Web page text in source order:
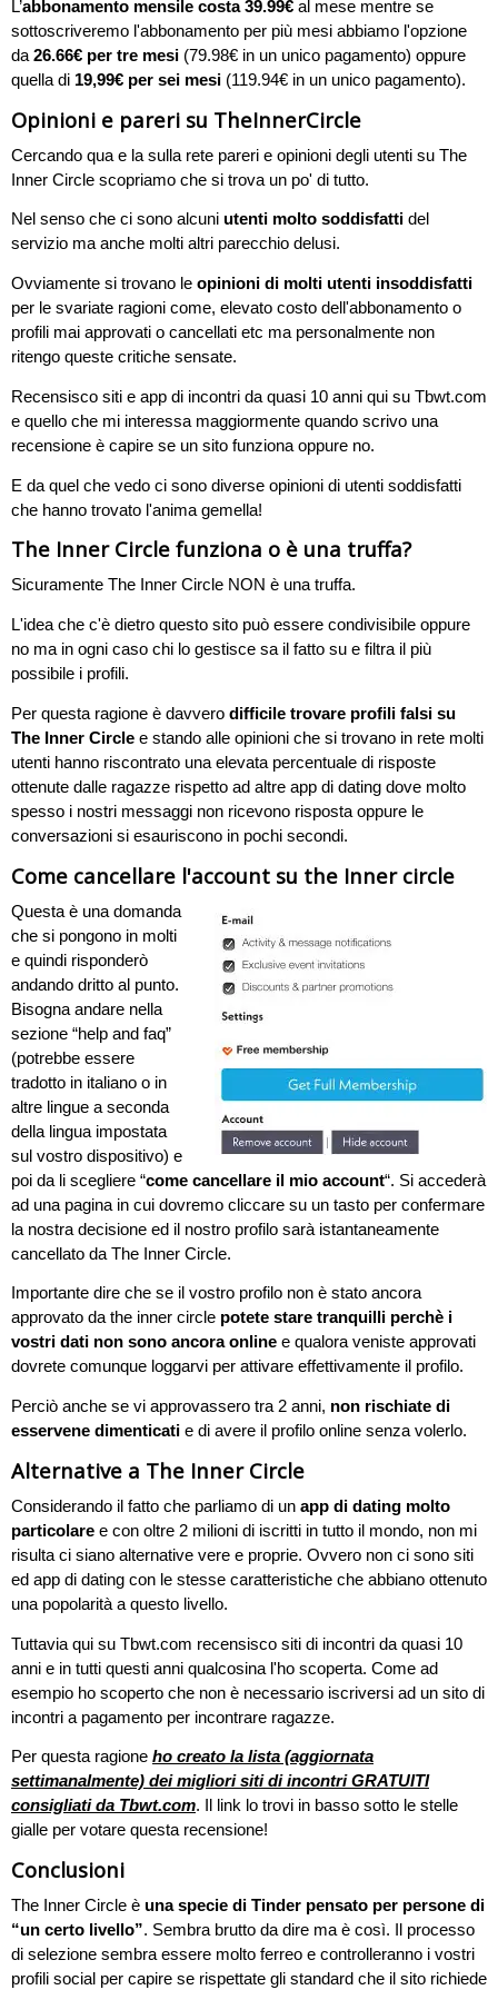
L’abbonamento mensile costa 39.99€ al mese mentre se
sottoscriveremo l'abbonamento per più mesi abbiamo l'opzione
da 26.66€ per tre mesi (79.98€ in un unico pagamento) oppure
quella di 19,99€ per sei mesi (119.94€ in un unico pagamento).
Opinioni e pareri su TheInnerCircle
Cercando qua e la sulla rete pareri e opinioni degli utenti su The
Inner Circle scopriamo che si trova un po' di tutto.
Nel senso che ci sono alcuni utenti molto soddisfatti del
servizio ma anche molti altri parecchio delusi.
Ovviamente si trovano le opinioni di molti utenti insoddisfatti
per le svariate ragioni come, elevato costo dell'abbonamento o
profili mai approvati o cancellati etc ma personalmente non
ritengo queste critiche sensate.
Recensisco siti e app di incontri da quasi 10 anni qui su Tbwt.com
e quello che mi interessa maggiormente quando scrivo una
recensione è capire se un sito funziona oppure no.
E da quel che vedo ci sono diverse opinioni di utenti soddisfatti
che hanno trovato l'anima gemella!
The Inner Circle funziona o è una truffa?
Sicuramente The Inner Circle NON è una truffa.
L'idea che c'è dietro questo sito può essere condivisibile oppure
no ma in ogni caso chi lo gestisce sa il fatto su e filtra il più
possibile i profili.
Per questa ragione è davvero difficile trovare profili falsi su
The Inner Circle e stando alle opinioni che si trovano in rete molti
utenti hanno riscontrato una elevata percentuale di risposte
ottenute dalle ragazze rispetto ad altre app di dating dove molto
spesso i nostri messaggi non ricevono risposta oppure le
conversazioni si esauriscono in pochi secondi.
Come cancellare l'account su the Inner circle
Questa è una domanda
che si pongono in molti
e quindi risponderò
andando dritto al punto.
Bisogna andare nella
sezione “help and faq”
(potrebbe essere
tradotto in italiano o in
altre lingue a seconda
della lingua impostata
sul vostro dispositivo) e
poi da li scegliere “come cancellare il mio account“. Si accederà
ad una pagina in cui dovremo cliccare su un tasto per confermare
la nostra decisione ed il nostro profilo sarà istantaneamente
cancellato da The Inner Circle.
Importante dire che se il vostro profilo non è stato ancora
approvato da the inner circle potete stare tranquilli perchè i
vostri dati non sono ancora online e qualora veniste approvati
dovrete comunque loggarvi per attivare effettivamente il profilo.
Perciò anche se vi approvassero tra 2 anni, non rischiate di
esservene dimenticati e di avere il profilo online senza volerlo.
Alternative a The Inner Circle
Considerando il fatto che parliamo di un app di dating molto
particolare e con oltre 2 milioni di iscritti in tutto il mondo, non mi
risulta ci siano alternative vere e proprie. Ovvero non ci sono siti
ed app di dating con le stesse caratteristiche che abbiano ottenuto
una popolarità a questo livello.
Tuttavia qui su Tbwt.com recensisco siti di incontri da quasi 10
anni e in tutti questi anni qualcosina l'ho scoperta. Come ad
esempio ho scoperto che non è necessario iscriversi ad un sito di
incontri a pagamento per incontrare ragazze.
Per questa ragione ho creato la lista (aggiornata
settimanalmente) dei migliori siti di incontri GRATUITI
consigliati da Tbwt.com. Il link lo trovi in basso sotto le stelle
gialle per votare questa recensione!
Conclusioni
The Inner Circle è una specie di Tinder pensato per persone di
“un certo livello”. Sembra brutto da dire ma è così. Il processo
di selezione sembra essere molto ferreo e controlleranno i vostri
profili social per capire se rispettate gli standard che il sito richiede